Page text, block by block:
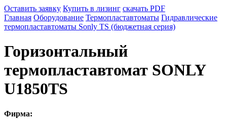
Оставить заявку Купить в лизинг скачать PDF
Главная Оборудование Термопластавтоматы Гидравлические
термопластавтоматы Sonly TS (бюджетная серия)
Горизонтальный
термопластавтомат SONLY
U1850TS
Фирма: